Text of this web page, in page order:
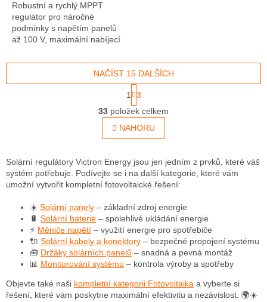
Robustní a rychlý MPPT
regulátor pro náročné
podmínky s napětím panelů
až 100 V, maximální nabíjecí
FV max 440/880Wp. Plná
záruka 5 let. INTEGROVANÝ...
O
v
l
á
a
c
í
r
v
k
y
v
ý
i
s
NAČÍST 15 DALŠÍCH
t
r
á
n
k
v
á
n
í
1
3
33 položek celkem
NAHORU
Solární regulátory Victron Energy jsou jen jedním z prvků, které váš
systém potřebuje. Podívejte se i na další kategorie, které vám
umožní vytvořit kompletní fotovoltaické řešení:
☀️ Solární panely – základní zdroj energie
🔋 Solární baterie – spolehlivé ukládání energie
⚡ Měniče napětí – využití energie pro spotřebiče
🔌 Solární kabely a konektory – bezpečné propojení systému
🧰 Držáky solárních panelů – snadná a pevná montáž
📊 Monitorování systému – kontrola výroby a spotřeby
Objevte také naši kompletní kategorii Fotovoltaika a vyberte si
řešení, které vám poskytne maximální efektivitu a nezávislost. 🌍☀️